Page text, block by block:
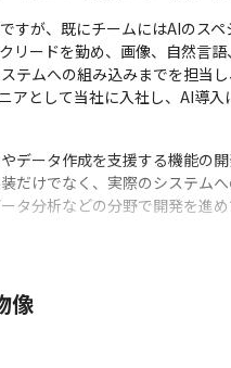
すが、既にチームにはAIのスペ
リードを勤め、画像、自然言
への組み込みまでを担当し
して当社に入社し、AI導入に
データ作成を支援する機能の開
だけでなく、実際のシステム
タ分析などの分野で開発を進め
あり、今までも自社製のAI-
の体制強化をすることとなりま
なく、弊社サービスでの利
像